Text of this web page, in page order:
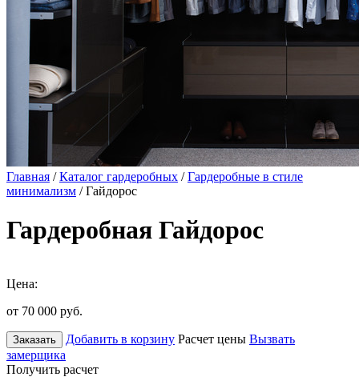
Главная /Каталог гардеробных /Гардеробные в стиле
минимализм / Гайдорос
Гардеробная Гайдорос
Цена:
от 70 000 руб.
Заказать Добавить в корзину Расчет цены Вызвать
замерщика
Получить расчет